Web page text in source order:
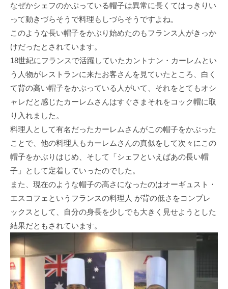
なぜかシェフのかぶっている帽子は異常に長くてはっきりい
って動きづらそうで料理もしづらそうですよね。
このような長い帽子をかぶり始めたのもフランス人がきっか
けだったとされています。
18世紀にフランスで活躍していたカントナン・カーレムとい
う人物がレストランに来たお客さんを見ていたところ、白く
て背の高い帽子をかぶっている人がいて、それをとてもオシ
ャレだと感じたカーレムさんはすぐさまそれをコック帽に取
り入れました。
料理人として有名だったカーレムさんがこの帽子をかぶった
ことで、他の料理人もカーレムさんの真似をして次々にこの
帽子をかぶりはじめ、そして「シェフといえばあの長い帽
子」として定着していったのでした。
また、現在のような帽子の高さになったのはオーギュスト・
エスコフェというフランスの料理人 が背の低さをコンプレ
ックスとして、自分の身長を少しでも大きく見せようとした
結果だともされています。